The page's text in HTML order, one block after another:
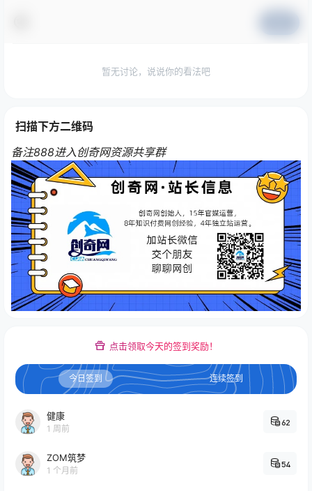
暂无讨论，说说你的看法吧
扫描下方二维码
备注888进入创奇网资源共享群
点击领取今天的签到奖励！
今日签到 连续签到
健康
1 周前
62
ZOM筑梦
1 个月前
54